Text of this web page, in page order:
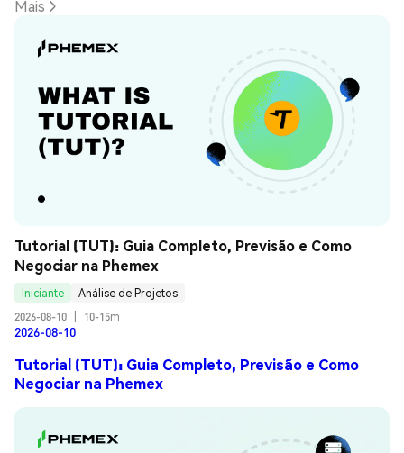
Mais
Tutorial (TUT): Guia Completo, Previsão e Como
Negociar na Phemex
Iniciante
Análise de Projetos
2026-08-10
10-15m
2026-08-10
Tutorial (TUT): Guia Completo, Previsão e Como
Negociar na Phemex